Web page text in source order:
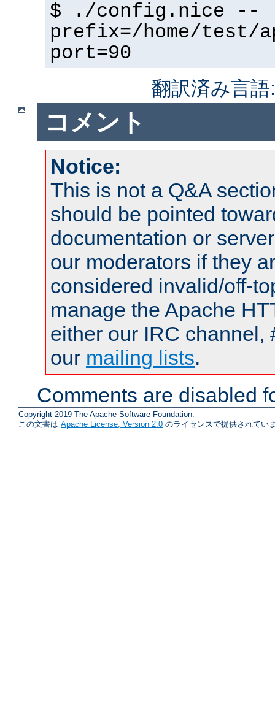
$ ./config.nice --
prefix=/home/test/
port=90
翻訳済み言
コメント
Notice:
This is not a Q&A
should be pointed
documentation or
our moderators if they
considered invalid/off-
manage the Apache
either our IRC channel,
our mailing lists.
Comments are disabled
Copyright 2019 The Apache Software Foundation.
この文書は Apache License, Version 2.0 のライセンスで提供されてい